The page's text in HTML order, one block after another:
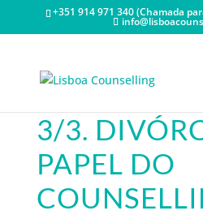
+351 914 971 340 (Chamada
3/3.
PAPEL DO